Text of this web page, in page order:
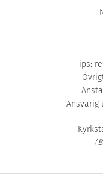
Tips:
Ansvarig